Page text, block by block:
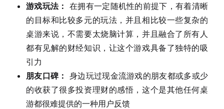
游戏玩法： 在拥有一定随机性的前提下，有着清晰
的目标和比较多元的玩法，并且相比较一些复杂的
桌游来说，不需要太烧脑计算，并且融合了所有人
都有见解的财经知识，让这个游戏具备了独特的吸
引力
朋友口碑： 身边玩过现金流游戏的朋友都或多或少
的收获了很多投资理财的感悟，这个是其他任何桌
游都很难提供的一种用户反馈